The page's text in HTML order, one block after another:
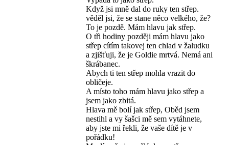
Když jsi mně dal do ruky ten střep.
věděl jsi, že se stane něco velkého, že?
To je pozdě. Mám hlavu jak střep.
O tři hodiny později mám hlavu jako
střep cítím takovej ten chlad v žaludku
a zjišťuji, že je Goldie mrtvá. Nemá ani
škrábanec.
Abych ti ten střep mohla vrazit do
obličeje.
A místo toho mám hlavu jako střep a
jsem jako zbitá.
Hlava mě bolí jak střep, Oběd jsem
nestihl a vy šašci mě sem vytáhnete,
aby jste mi řekli, že vaše dítě je v
pořádku!